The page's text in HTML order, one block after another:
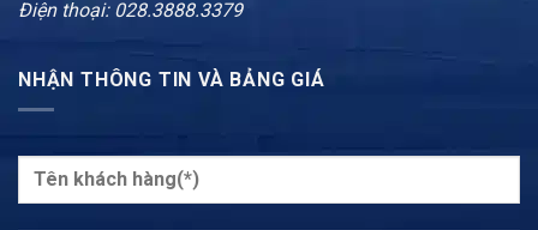
Điện thoại: 028.3888.3379
NHẬN THÔNG TIN VÀ BẢNG GIÁ